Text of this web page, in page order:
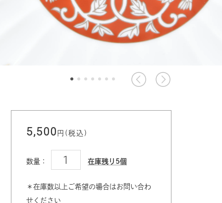
5,500 円(税込)
数量： 在庫残り5個
＊在庫数以上ご希望の場合はお問い合わ
せください